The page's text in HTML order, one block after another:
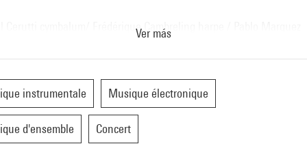
Cerutti cymbalum/ Frédérique Cambreling harpe / Pablo Marquez
Stochl contrebasse
Intercontemporain
Jonathan Nott
Ircam
Ver más
instrumentale Musique électronique
d'ensemble Concert